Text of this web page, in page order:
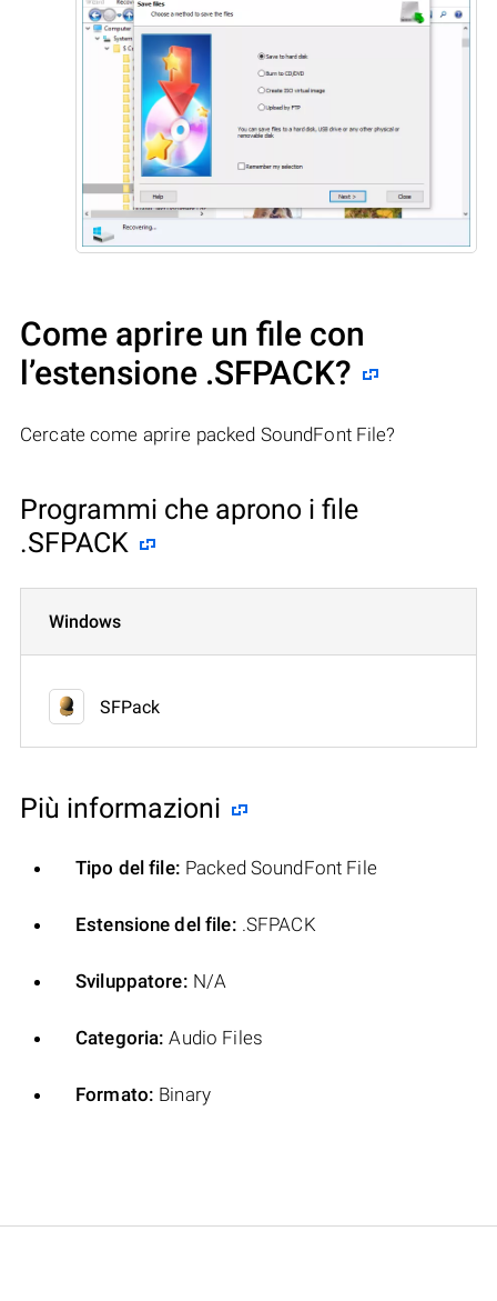
Come aprire un file con
l’estensione .SFPACK?
Cercate come aprire packed SoundFont File?
Programmi che aprono i file
.SFPACK
Windows
SFPack
Più informazioni
Tipo del file: Packed SoundFont File
Estensione del file: .SFPACK
Sviluppatore: N/A
Categoria: Audio Files
Formato: Binary